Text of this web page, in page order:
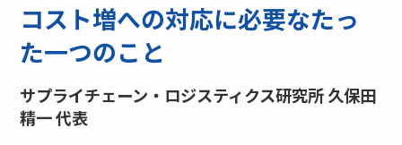
コスト増への対応に必要なたっ
た一つのこと
サプライチェーン・ロジスティクス研究所 久保田
精一 代表